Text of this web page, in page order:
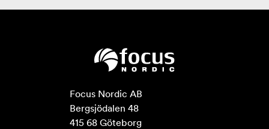
Focus Nordic AB
Bergsjödalen 48
415 68 Göteborg